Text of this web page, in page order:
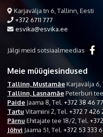
Karjavälja tn 6, Tallinn, Eesti
+372 6711 777
esvika@esvika.ee
Jälgi meid sotsiaalmeedias
Meie müügiesindused
Tallinn, MustamäeKarjavälja 6,
Tallinn, LasnamäePeterburi
Paide Jaama 8, Tel. +372 38 46
Tartu Vitamiini 2, Tel. +372 7 426
Pärnu Ehitajate tee 18/2, Tel.
Jõhvi Jaama 51, Tel. +372 53 333